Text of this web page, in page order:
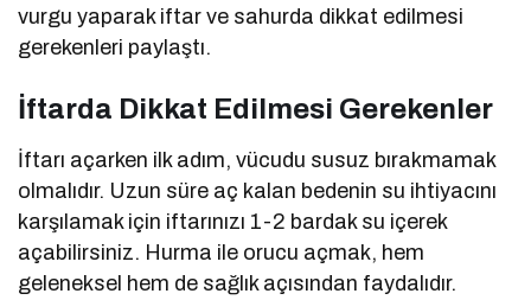
vurgu yaparak iftar ve sahurda dikkat edilmesi
gerekenleri paylaştı.
İftarda Dikkat Edilmesi Gerekenler
İftarı açarken ilk adım, vücudu susuz bırakmamak
olmalıdır. Uzun süre aç kalan bedenin su ihtiyacını
karşılamak için iftarınızı 1-2 bardak su içerek
açabilirsiniz. Hurma ile orucu açmak, hem
geleneksel hem de sağlık açısından faydalıdır.